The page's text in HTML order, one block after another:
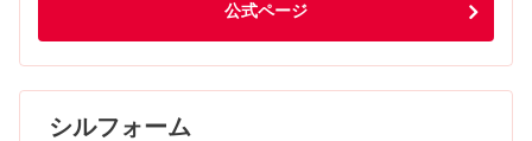
公式ページ
シルフォーム